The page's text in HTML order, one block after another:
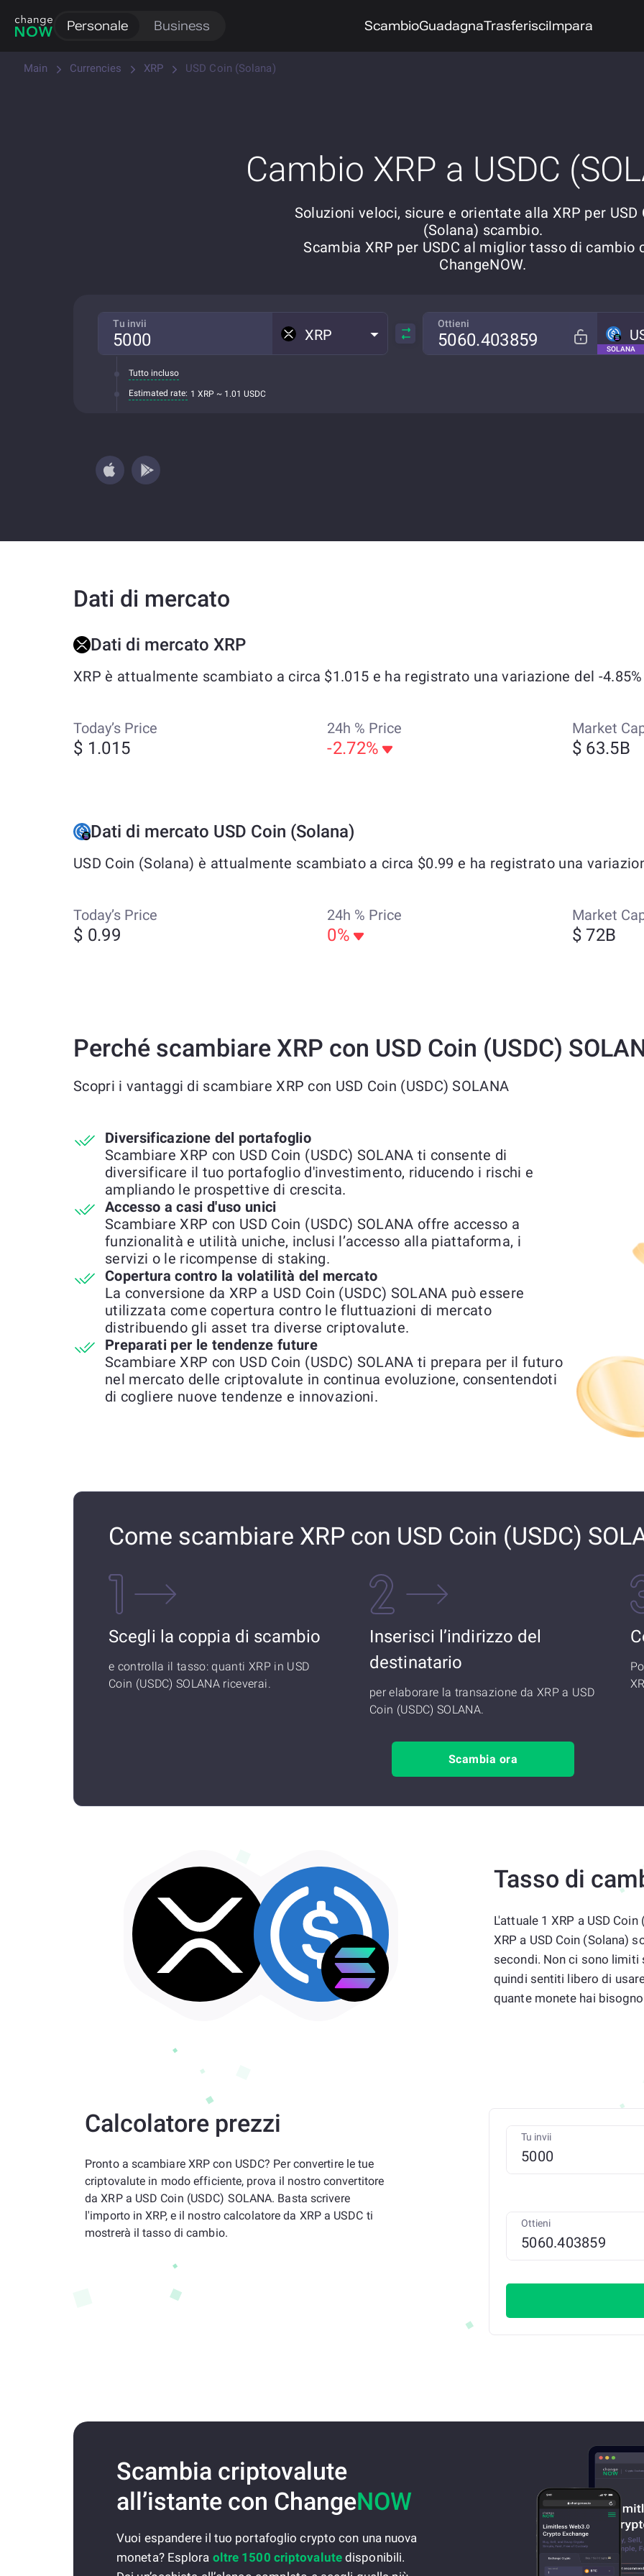
Personale Business ScambioGuadagnaTrasferisciImpara
Main Currencies XRP USD Coin (Solana)
Cambio XRP a USDC
Soluzioni veloci, sicure e orientate alla XRP per USD
(Solana) scambio.
Scambia XRP per USDC al miglior tasso di cambio
ChangeNOW.
Tu invii
XRP
Tutto incluso
Estimated rate: 1 XRP ~ 1.01 USDC
Ottieni
SOLANA
Dati di mercato
Dati di mercato XRP
XRP è attualmente scambiato a circa $1.015 e ha registrato una variazione del -
Today’s Price
$ 1.015
24h % Price
-2.72%
Market
$ 63.5B
Dati di mercato USD Coin (Solana)
USD Coin (Solana) è attualmente scambiato a circa $0.99 e ha registrato una
Today’s Price
$ 0.99
24h % Price
0%
Market
$ 72B
Perché scambiare XRP con USD Coin (USDC)
Scopri i vantaggi di scambiare XRP con USD Coin (USDC) SOLANA
Diversificazione del portafoglio
Scambiare XRP con USD Coin (USDC) SOLANA ti consente di
diversificare il tuo portafoglio d'investimento, riducendo i rischi e
ampliando le prospettive di crescita.
Accesso a casi d'uso unici
Scambiare XRP con USD Coin (USDC) SOLANA offre accesso a
funzionalità e utilità uniche, inclusi l’accesso alla piattaforma, i
servizi o le ricompense di staking.
Copertura contro la volatilità del mercato
La conversione da XRP a USD Coin (USDC) SOLANA può essere
utilizzata come copertura contro le fluttuazioni di mercato
distribuendo gli asset tra diverse criptovalute.
Preparati per le tendenze future
Scambiare XRP con USD Coin (USDC) SOLANA ti prepara per il futuro
nel mercato delle criptovalute in continua evoluzione, consentendoti
di cogliere nuove tendenze e innovazioni.
Come scambiare XRP con USD Coin (USDC)
Scegli la coppia di scambio
e controlla il tasso: quanti XRP in USD
Coin (USDC) SOLANA riceverai.
Inserisci l’indirizzo del
destinatario
per elaborare la transazione da XRP a USD
Coin (USDC) SOLANA.
Scambia ora
Tasso di
L'attuale 1 XRP a USD
XRP a USD Coin (Solana)
secondi. Non ci sono limiti
quindi sentiti libero di
quante monete hai
Calcolatore prezzi
Pronto a scambiare XRP con USDC? Per convertire le tue
criptovalute in modo efficiente, prova il nostro convertitore
da XRP a USD Coin (USDC) SOLANA. Basta scrivere
l'importo in XRP, e il nostro calcolatore da XRP a USDC ti
mostrerà il tasso di cambio.
Tu invii
Ottieni
Scambia criptovalute
all’istante con ChangeNOW
Vuoi espandere il tuo portafoglio crypto con una nuova
moneta? Esplora oltre 1500 criptovalutedisponibili.